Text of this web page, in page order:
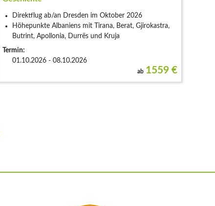
Direktflug ab/an Dresden im Oktober 2026
Höhepunkte Albaniens mit Tirana, Berat, Gjirokastra,
Butrint, Apollonia, Durrës und Kruja
Termin:
01.10.2026 - 08.10.2026
ab 1559 €